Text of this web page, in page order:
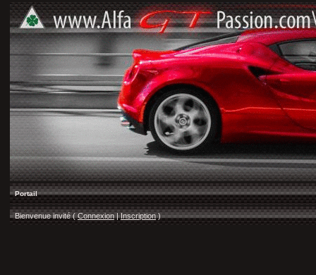
Portail
Bienvenue invité ( Connexion |Inscription)